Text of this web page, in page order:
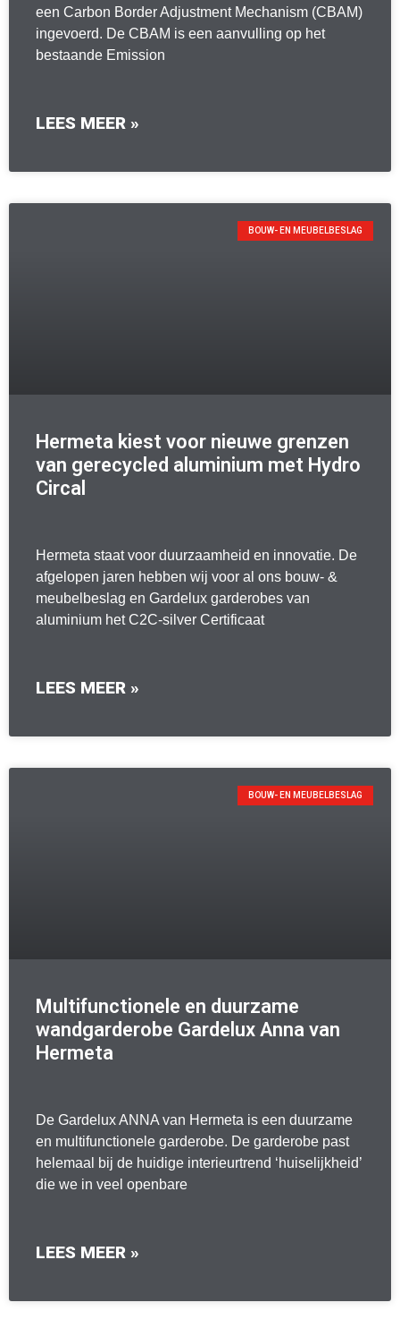
een Carbon Border Adjustment Mechanism (CBAM)
ingevoerd. De CBAM is een aanvulling op het
bestaande Emission
LEES MEER »
BOUW- EN MEUBELBESLAG
Hermeta kiest voor nieuwe grenzen
van gerecycled aluminium met Hydro
Circal
Hermeta staat voor duurzaamheid en innovatie. De
afgelopen jaren hebben wij voor al ons bouw- &
meubelbeslag en Gardelux garderobes van
aluminium het C2C-silver Certificaat
LEES MEER »
BOUW- EN MEUBELBESLAG
Multifunctionele en duurzame
wandgarderobe Gardelux Anna van
Hermeta
De Gardelux ANNA van Hermeta is een duurzame
en multifunctionele garderobe. De garderobe past
helemaal bij de huidige interieurtrend ‘huiselijkheid’
die we in veel openbare
LEES MEER »